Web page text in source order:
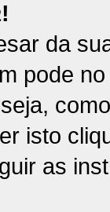
!
da
pode
isto
as